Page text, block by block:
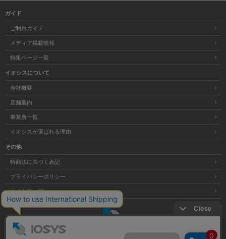
ガイド
ご利用ガイド
メディア掲載情報
特集ページ一覧
イオシスについて
会社概要
店舗案内
事業所一覧
イオシスが選ばれる理由
その他
特商法に基づく表記
プライバシーポリシー
サイトマップ